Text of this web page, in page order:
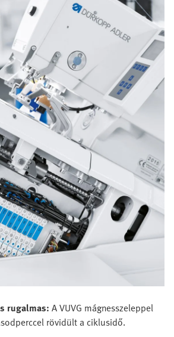
rugalmas: A VUVG mágnesszeleppel
rövidült a ciklusidő.